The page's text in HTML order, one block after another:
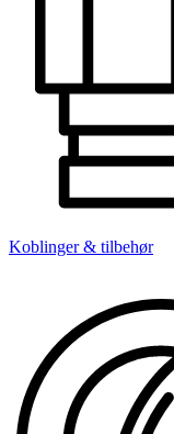
Koblinger & tilbehør